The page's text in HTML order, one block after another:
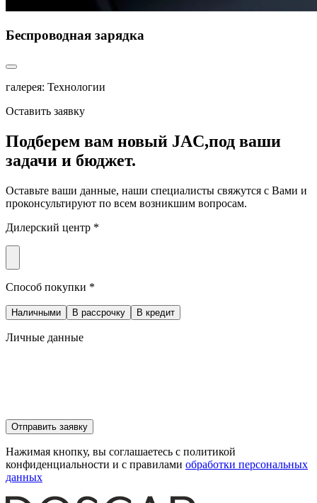
Беспроводная зарядка
галерея: Технологии
Оставить заявку
Подберем вам новый JAC,под ваши
задачи и бюджет.
Оставьте ваши данные, наши специалисты свяжутся с Вами и
проконсультируют по всем возникшим вопросам.
Дилерский центр *
Способ покупки *
Наличными В рассрочку В кредит
Личные данные
Отправить заявку
Нажимая кнопку, вы соглашаетесь с политикой
конфиденциальности и с правилами обработки персональных
данных